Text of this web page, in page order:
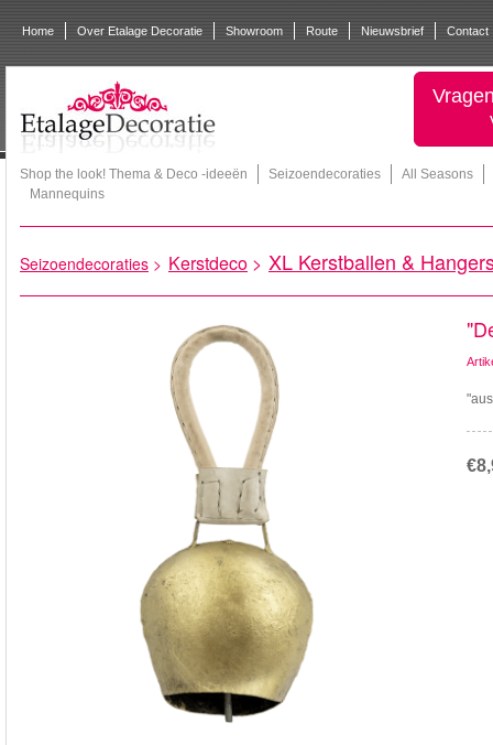
Home Over Etalage Decoratie Showroom Route Nieuwsbrief Contact
Shop the look! Thema & Deco -ideeën Seizoendecoraties
All Seasons
Mannequins
Seizoendecoraties > Kerstdeco > XL Kerstballen &